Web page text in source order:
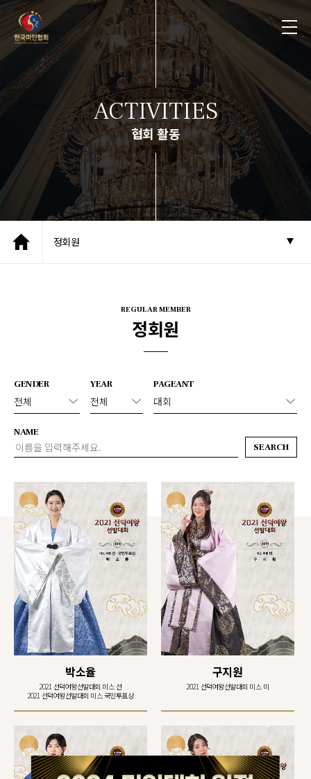
ACTIVITIES
협회 활동
정회원
REGULAR MEMBER
정회원
GENDER YEAR PAGEANT
NAME
SEARCH
박소율
2021 선덕여왕선발대회 미스 선
2021 선덕여왕선발대회 미스 국민투표상
구지원
2021 선덕여왕선발대회 미스 미